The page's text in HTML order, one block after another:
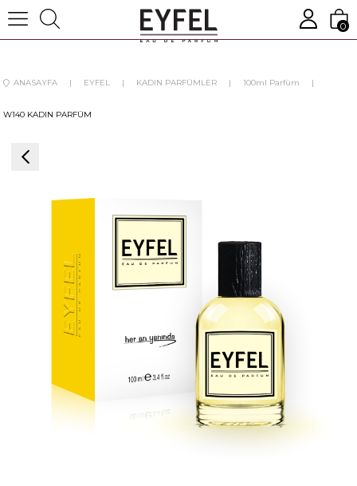
0
ANASAYFA EYFEL KADIN PARFÜMLER 100ml Parfüm
W140 KADIN PARFÜM